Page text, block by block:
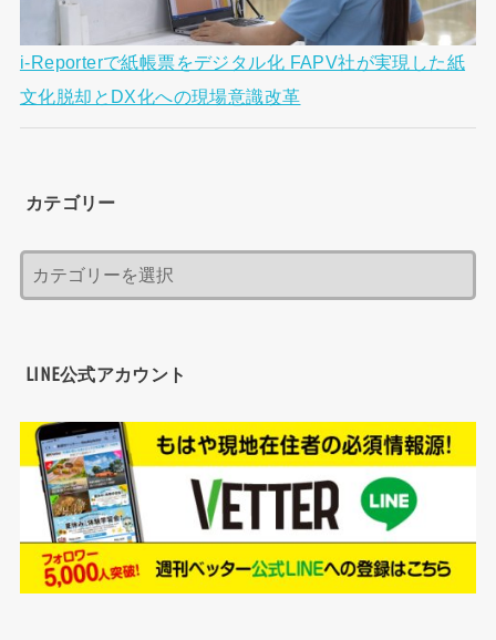
i-Reporterで紙帳票をデジタル化 FAPV社が実現した紙
文化脱却とDX化への現場意識改革
カテゴリー
LINE公式アカウント